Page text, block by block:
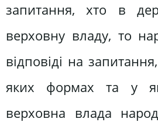
запитання, хто в
верховну владу, то
відповіді на
яких формах та у
верховна влада